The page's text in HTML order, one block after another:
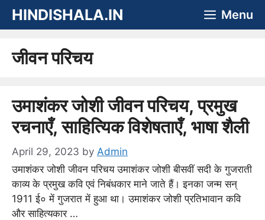
SkipHINDISHALA.IN Menu
जीवन परिचय
उमाशंकर जोशी जीवन परिचय, प्रमुख
रचनाएँ, साहित्यिक विशेषताएँ, भाषा शैली
April 29, 2023 by Admin
उमाशंकर जोशी जीवन परिचय उमाशंकर जोशी बीसवीं सदी के गुजराती
काव्य के प्रमुख कवि एवं निबंधकार माने जाते हैं। इनका जन्म सन्
1911 ई० में गुजरात में हुआ था। उमाशंकर जोशी प्रतिभावान कवि
और साहित्यकार …